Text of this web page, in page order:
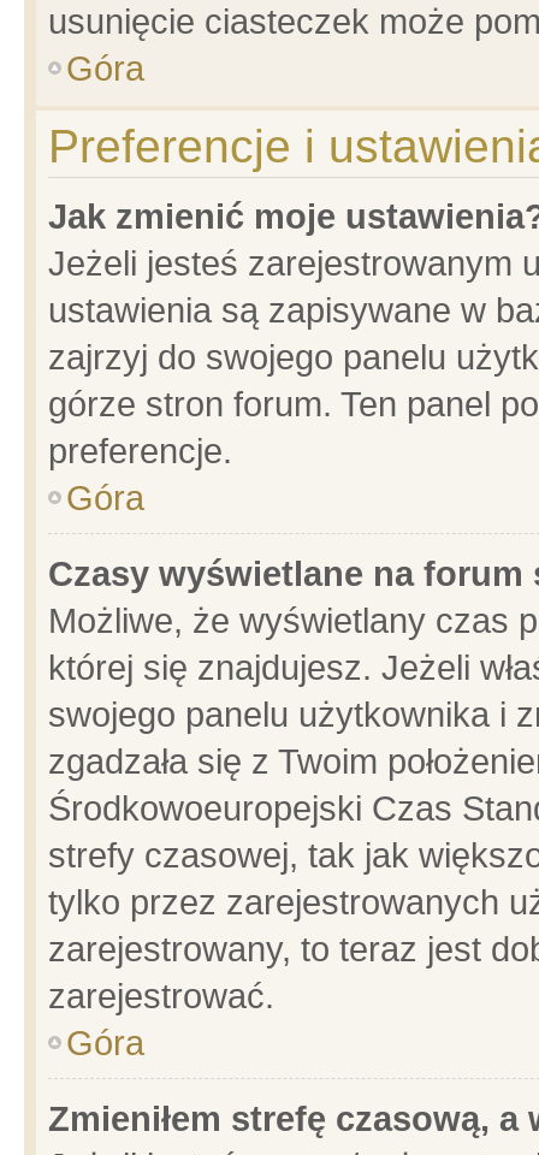
usunięcie ciasteczek może
Góra
Preferencje i
Jak zmienić moje
Jeżeli jesteś zarejestrowanym
ustawienia są zapisywane w
zajrzyj do swojego panelu
górze stron forum. Ten panel
preferencje.
Góra
Czasy wyświetlane na forum
Możliwe, że wyświetlany czas
której się znajdujesz. Jeżeli
swojego panelu użytkownika i
zgadzała się z Twoim
Środkowoeuropejski Czas
strefy czasowej, tak jak
tylko przez zarejestrowanych
zarejestrowany, to teraz jest
zarejestrować.
Góra
Zmieniłem strefę czasową,